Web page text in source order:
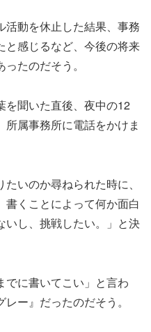
活動を休止した結果、事務
と感じるなど、今後の将来
たのだそう。
を聞いた直後、夜中の12
属事務所に電話をかけま
いのか尋ねられた時に、
書くことによって何か面白
いし、挑戦したい。」と決
でに書いてこい」と言わ
ー』だったのだそう。